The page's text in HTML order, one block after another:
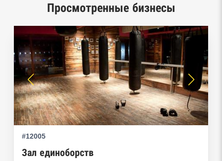
Росздравнадзор, Рособрнадзор, Роскомнадзор,
Роспотребнадзор, Росприроднадзор,
Ростехнадзор
Реестр плановых проверок Реестр
недобросовестных поставщиков
Реестры особых адресов ФНС
Реестр дисквалифицированных лиц
Просмотренные бизнесы
#12005
Зал единоборств